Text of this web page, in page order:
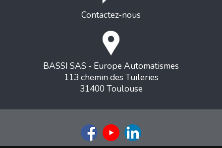
Contactez-nous
BASSI SAS - Europe Automatismes
113 chemin des Tuileries
31400 Toulouse